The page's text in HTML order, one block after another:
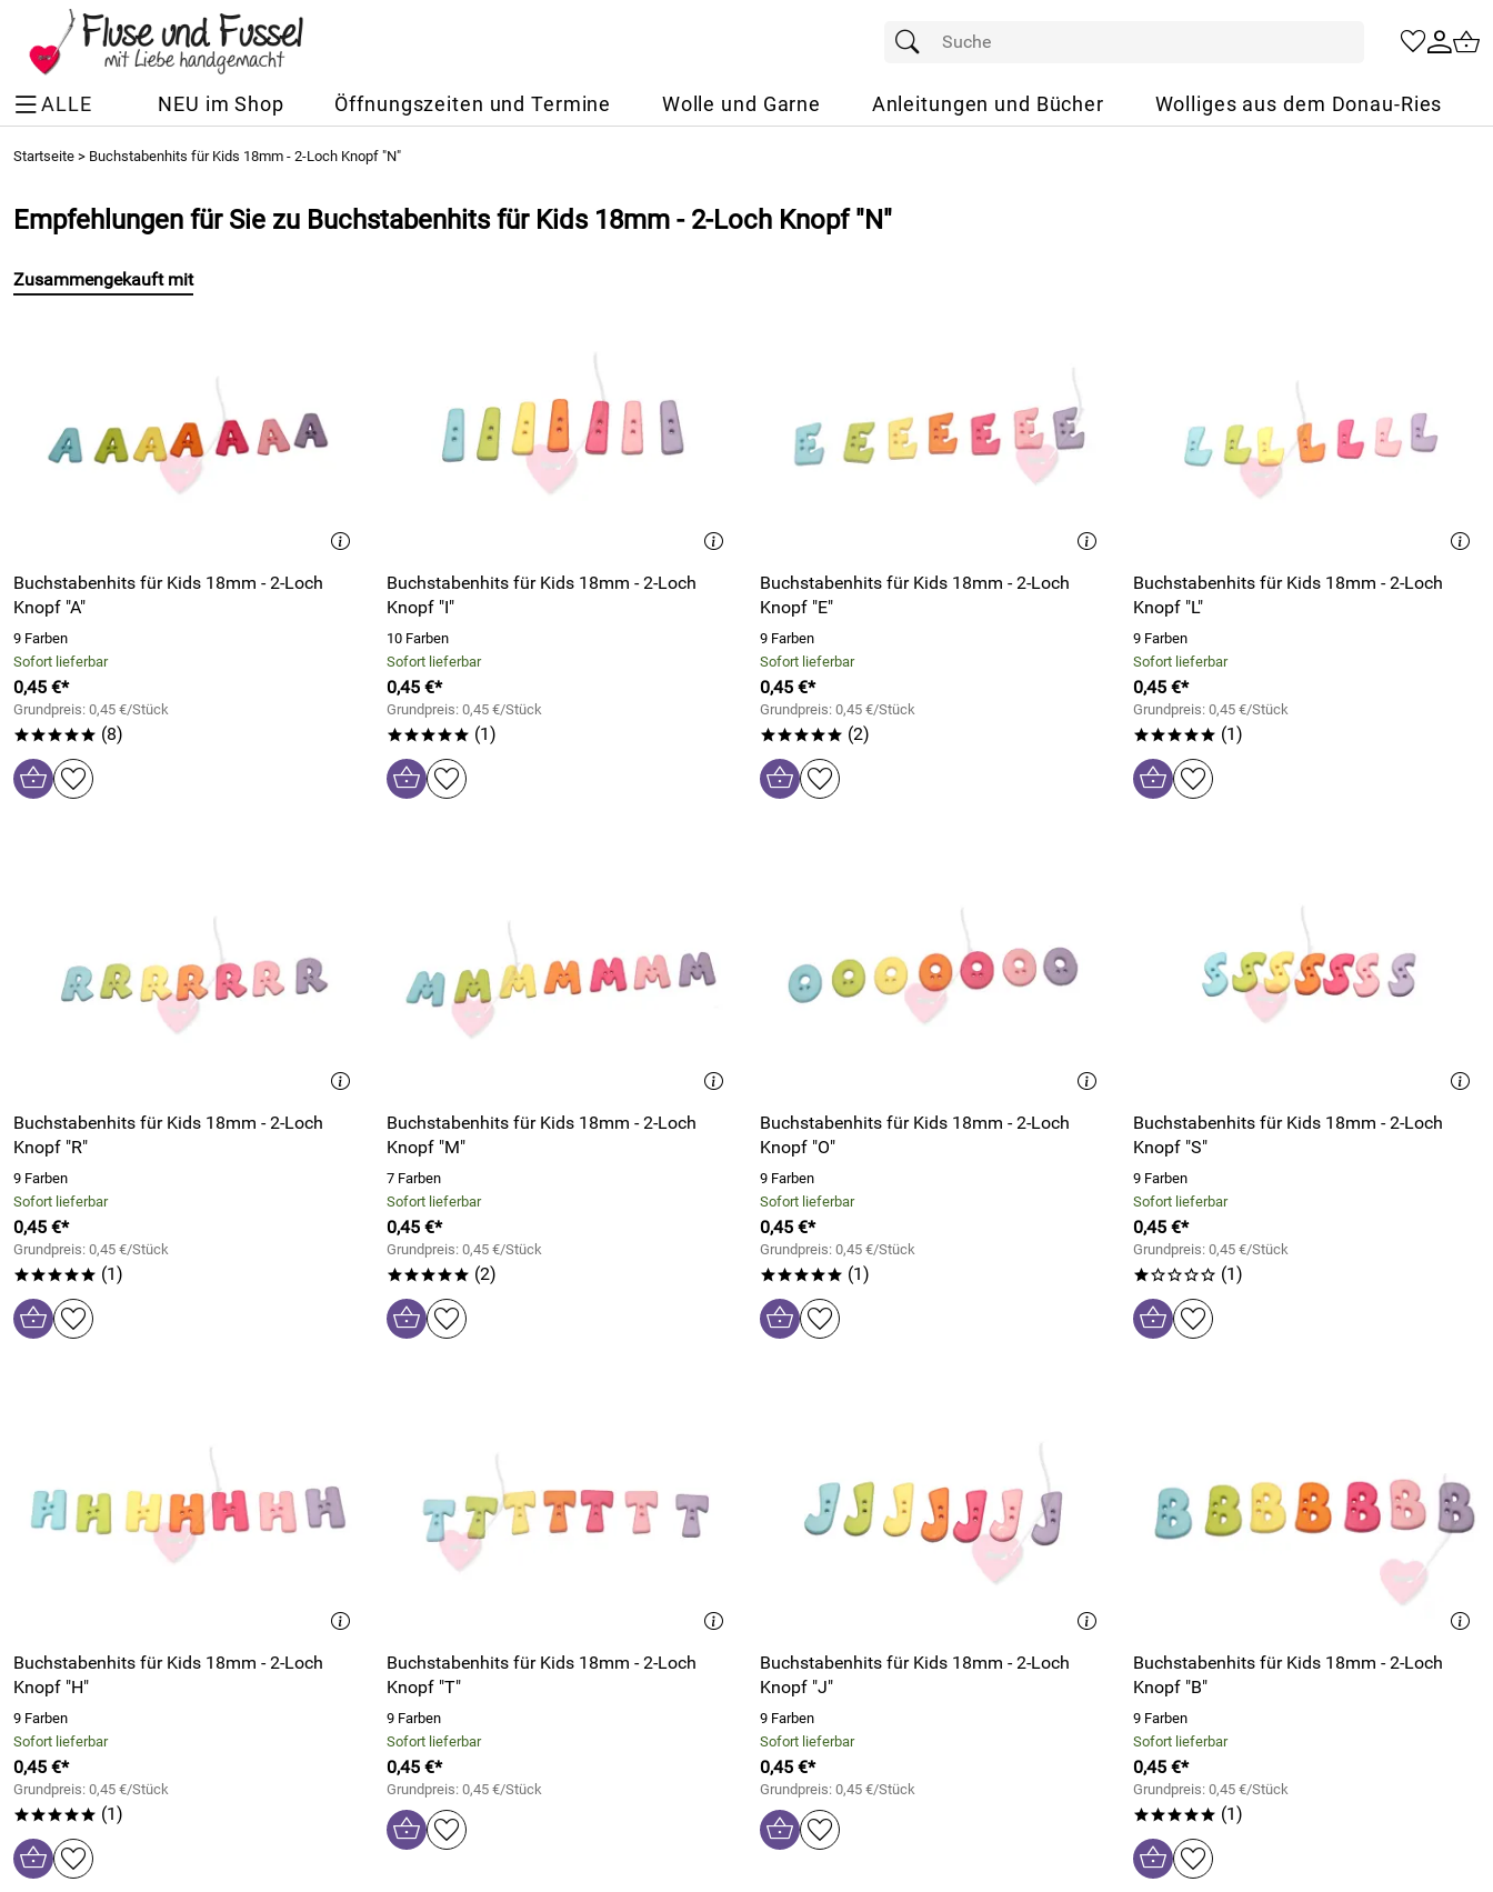
ALLE NEU im Shop Öffnungszeiten und Termine Wolle und Garne Anleitungen und Bücher Wolliges aus dem Donau-Ries
Startseite > Buchstabenhits für Kids 18mm - 2-Loch Knopf "N"
Empfehlungen für Sie zu Buchstabenhits für Kids 18mm - 2-Loch Knopf "N"
Zusammengekauft mit
Buchstabenhits für Kids 18mm - 2-Loch
Knopf "A"
9 Farben
Sofort lieferbar
0,45 €*
Grundpreis: 0,45 €/Stück
***** (8)
Buchstabenhits für Kids 18mm - 2-Loch
Knopf "I"
10 Farben
Sofort lieferbar
0,45 €*
Grundpreis: 0,45 €/Stück
***** (1)
Buchstabenhits für Kids 18mm - 2-Loch
Knopf "E"
9 Farben
Sofort lieferbar
0,45 €*
Grundpreis: 0,45 €/Stück
***** (2)
Buchstabenhits für Kids 18mm - 2-Loch
Knopf "L"
9 Farben
Sofort lieferbar
0,45 €*
Grundpreis: 0,45 €/Stück
***** (1)
Buchstabenhits für Kids 18mm - 2-Loch
Knopf "R"
9 Farben
Sofort lieferbar
0,45 €*
Grundpreis: 0,45 €/Stück
***** (1)
Buchstabenhits für Kids 18mm - 2-Loch
Knopf "M"
7 Farben
Sofort lieferbar
0,45 €*
Grundpreis: 0,45 €/Stück
***** (2)
Buchstabenhits für Kids 18mm - 2-Loch
Knopf "O"
9 Farben
Sofort lieferbar
0,45 €*
Grundpreis: 0,45 €/Stück
***** (1)
Buchstabenhits für Kids 18mm - 2-Loch
Knopf "S"
9 Farben
Sofort lieferbar
0,45 €*
Grundpreis: 0,45 €/Stück
*oooo (1)
Buchstabenhits für Kids 18mm - 2-Loch
Knopf "H"
9 Farben
Sofort lieferbar
0,45 €*
Grundpreis: 0,45 €/Stück
***** (1)
Buchstabenhits für Kids 18mm - 2-Loch
Knopf "T"
9 Farben
Sofort lieferbar
0,45 €*
Grundpreis: 0,45 €/Stück
Buchstabenhits für Kids 18mm - 2-Loch
Knopf "J"
9 Farben
Sofort lieferbar
0,45 €*
Grundpreis: 0,45 €/Stück
Buchstabenhits für Kids 18mm - 2-Loch
Knopf "B"
9 Farben
Sofort lieferbar
0,45 €*
Grundpreis: 0,45 €/Stück
***** (1)